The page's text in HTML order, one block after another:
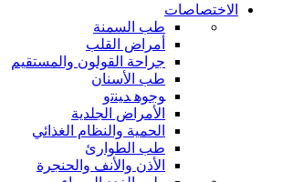
الاختصاصات
طب السمنة
أمراض القلب
جراحة القولون والمستقيم
طب الأسنان
ﻮﺟﻮﻫ ﺪﻴﻨﺗﻭ
الأمراض الجلدية
الحمية والنظام الغذائي
طب الطوارئ
الأذن والأنف والحنجرة